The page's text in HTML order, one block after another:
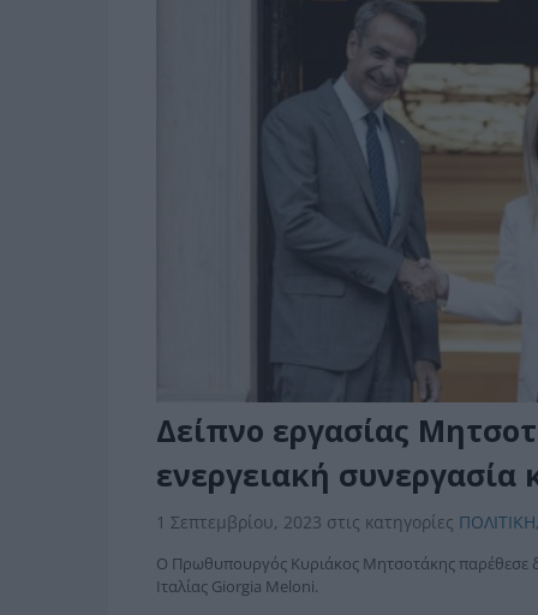
Δείπνο εργασίας
ενεργειακή συνεργασία
1 Σεπτεμβρίου, 2023 στις κατηγορίες ΠΟΛΙΤΙΚΗ,
Ο Πρωθυπουργός Κυριάκος Μητσοτάκης παρέθεσε
Ιταλίας Giorgia Meloni.